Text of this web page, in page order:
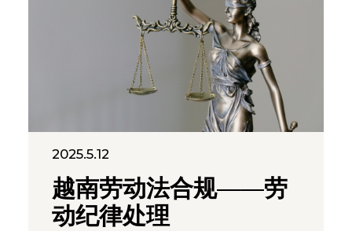
2025.5.12
越南劳动法合规——劳
动纪律处理